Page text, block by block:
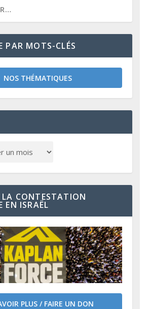
PAR MOTS-CLÉS
NOS THÉMATIQUES
LA CONTESTATION
EN ISRAËL
PLUS / FAIRE UN DON